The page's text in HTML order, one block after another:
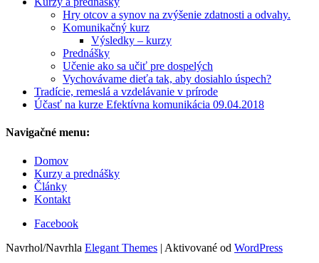
Hry otcov a synov na zvýšenie zdatnosti a odvahy.
Komunikačný kurz
Výsledky – kurzy
Prednášky
Učenie ako sa učiť pre dospelých
Vychovávame dieťa tak, aby dosiahlo úspech?
Tradície, remeslá a vzdelávanie v prírode
Účasť na kurze Efektívna komunikácia 09.04.2018
Navigačné menu:
Domov
Kurzy a prednášky
Články
Kontakt
Facebook
Navrhol/Navrhla Elegant Themes | Aktivované od WordPress